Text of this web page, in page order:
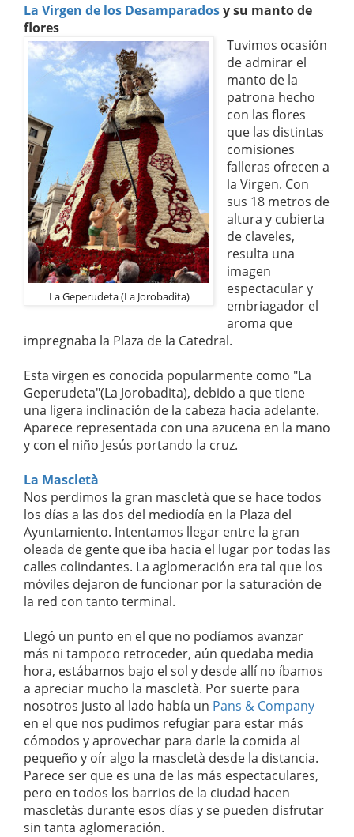
La Virgen de los Desamparadosy su manto de
flores
La Geperudeta (La Jorobadita)
Tuvimos ocasión
de admirar el
manto de la
patrona hecho
con las flores
que las distintas
comisiones
falleras ofrecen a
la Virgen. Con
sus 18 metros de
altura y cubierta
de claveles,
resulta una
imagen
espectacular y
embriagador el
aroma que
impregnaba la Plaza de la Catedral.
Esta virgen es conocida popularmente como "La
Geperudeta"(La Jorobadita), debido a que tiene
una ligera inclinación de la cabeza hacia adelante.
Aparece representada con una azucena en la mano
y con el niño Jesús portando la cruz.
La Mascletà
Nos perdimos la gran mascletà que se hace todos
los días a las dos del mediodía en la Plaza del
Ayuntamiento. Intentamos llegar entre la gran
oleada de gente que iba hacia el lugar por todas las
calles colindantes. La aglomeración era tal que los
móviles dejaron de funcionar por la saturación de
la red con tanto terminal.
Llegó un punto en el que no podíamos avanzar
más ni tampoco retroceder, aún quedaba media
hora, estábamos bajo el sol y desde allí no íbamos
a apreciar mucho la mascletà. Por suerte para
nosotros justo al lado había un Pans & Company
en el que nos pudimos refugiar para estar más
cómodos y aprovechar para darle la comida al
pequeño y oír algo la mascletà desde la distancia.
Parece ser que es una de las más espectaculares,
pero en todos los barrios de la ciudad hacen
mascletàs durante esos días y se pueden disfrutar
sin tanta aglomeración.